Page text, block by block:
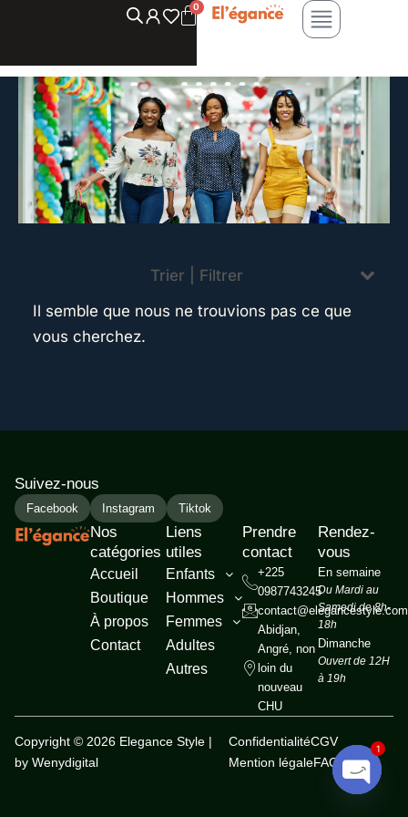
Trier | Filtrer
Il semble que nous ne trouvions pas ce que
vous cherchez.
Suivez-nous
Facebook Instagram Tiktok
Nos
catégories
Accueil
Boutique
À propos
Contact
Liens
utiles
Enfants
Hommes
Femmes
Adultes
Autres
Prendre
contact
+225
0987743245
contact@elegancestyle.com
Abidjan,
Angré, non
loin du
nouveau
CHU
Rendez-
vous
En semaine
Du Mardi au
Samedi de 8h-
18h
Dimanche
Ouvert de 12H
à 19h
Copyright © 2026 Elegance Style |
by Wenydigital
ConfidentialitéCGV
Mention légaleFAQ
1